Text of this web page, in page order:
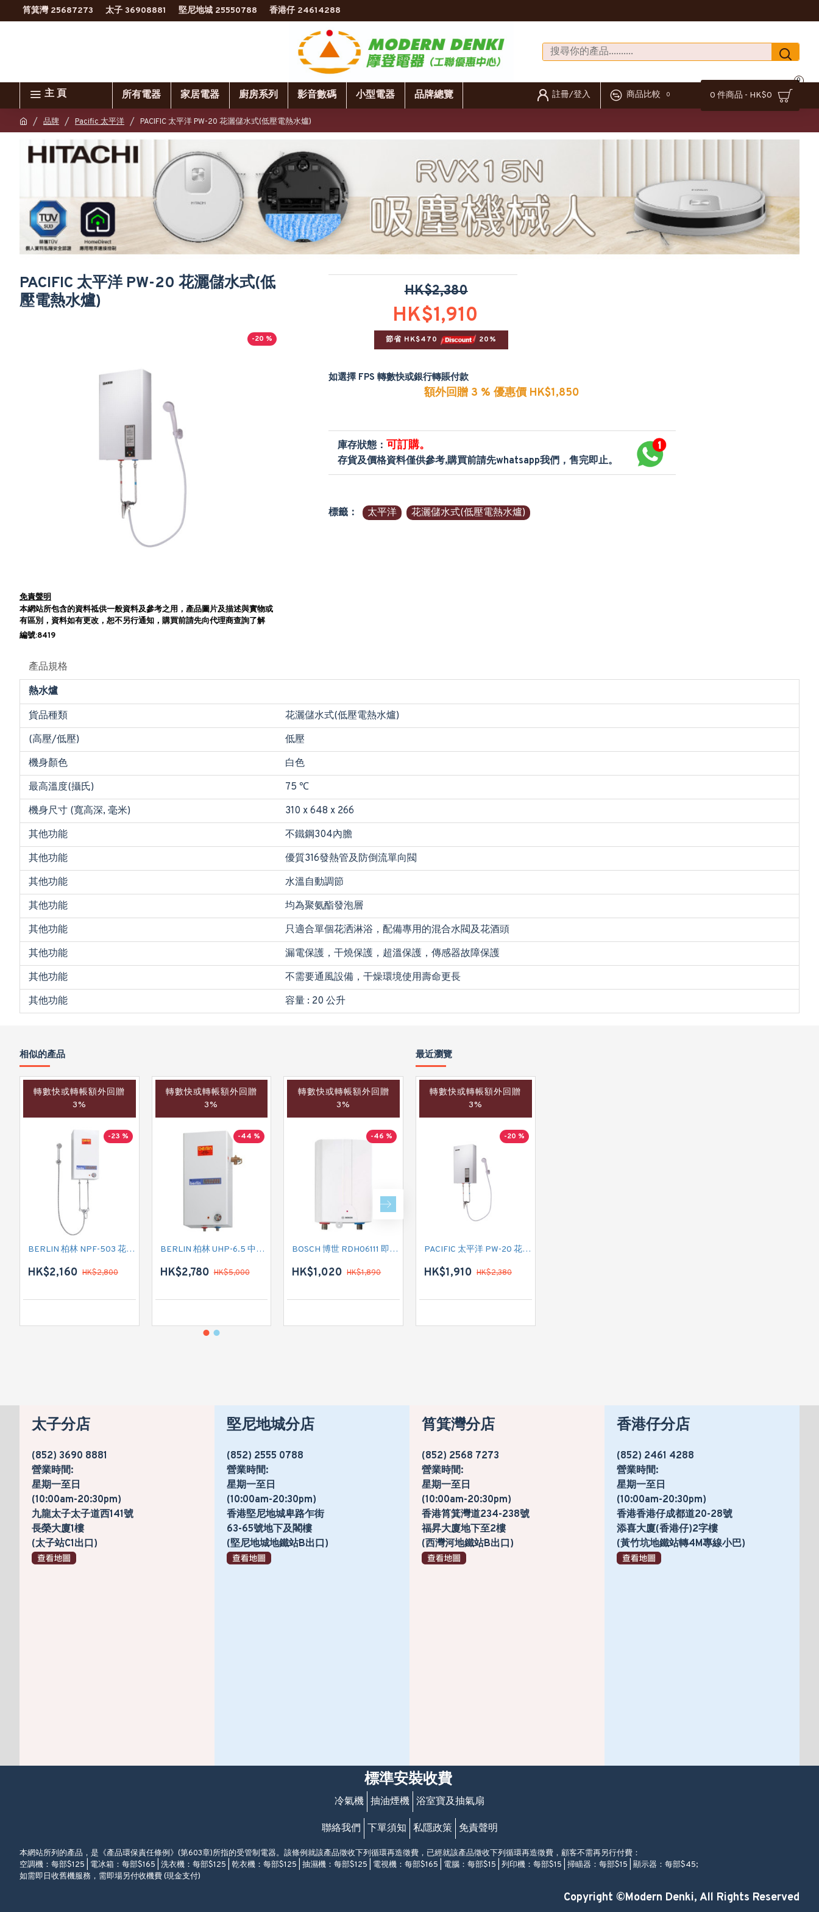
筲箕灣 25687273 太子 36908881 堅尼地城 25550788 香港仔 24614288
主 頁 所有電器 家居電器 廚房系列 影音數碼 小型電器 品牌總覽 註冊/登入 商品比較 0 0 件商品 - HK$0
0
品牌 Pacific 太平洋 PACIFIC 太平洋 PW-20 花灑儲水式(低壓電熱水爐)
PACIFIC 太平洋 PW-20 花灑儲水式(低
壓電熱水爐)
-20 %
免責聲明
本網站所包含的資料祗供一般資料及參考之用，產品圖片及描述與實物或
有區別，資料如有更改，恕不另行通知，購買前請先向代理商查詢了解
編號:8419
HK$1,910
HK$2,380
節省 HK$470 20%
如選擇 FPS 轉數快或銀行轉賬付款
額外回贈 3 % 優惠價 HK$1,850
庫存狀態： 可訂購。
存貨及價格資料僅供參考,購買前請先whatsapp我們，售完即止。
標籤： 太平洋 花灑儲水式(低壓電熱水爐)
產品規格
熱水爐
貨品種類
花灑儲水式(低壓電熱水爐)
(高壓/低壓)
低壓
機身顏色
白色
最高溫度(攝氏)
75 ℃
機身尺寸 (寬高深, 毫米)
310 x 648 x 266
其他功能
不鐵鋼304內膽
其他功能
優質316發熱管及防倒流單向閥
其他功能
水溫自動調節
其他功能
均為聚氨酯發泡層
其他功能
只適合單個花洒淋浴，配備專用的混合水閥及花酒頭
其他功能
漏電保護，干燒保護，超溫保護，傳感器故障保護
其他功能
不需要通風設備，干燥環境使用壽命更長
其他功能
容量 : 20 公升
相似的產品
轉數快或轉帳額外回贈
3%
-23 %
BERLIN 柏林 NPF-503 花灑儲水式(低壓電熱水爐)
HK$2,160 HK$2,800
轉數快或轉帳額外回贈
3%
-44 %
BERLIN 柏林 UHP-6.5 中央儲水式(高壓電熱水爐)
HK$2,780 HK$5,000
轉數快或轉帳額外回贈
3%
-46 %
BOSCH 博世 RDH06111 即熱式電熱水爐
HK$1,020 HK$1,890
轉數快或轉帳額外回贈
3%
-31 %
GERMAN POOL 德國寶 CEX21 即熱式電熱水爐
HK$4,420 HK$6,450
最近瀏覽
轉數快或轉帳額外回贈
3%
-20 %
PACIFIC 太平洋 PW-20 花灑儲水式(低壓電熱水爐)
HK$1,910 HK$2,380
太子分店
(852) 3690 8881
營業時間:
星期一至日
(10:00am-20:30pm)
九龍太子太子道西141號
長榮大廈1樓
(太子站C1出口)
堅尼地城分店
(852) 2555 0788
營業時間:
星期一至日
(10:00am-20:30pm)
香港堅尼地城卑路乍街
63-65號地下及閣樓
(堅尼地城地鐵站B出口)
筲箕灣分店
(852) 2568 7273
營業時間:
星期一至日
(10:00am-20:30pm)
香港筲箕灣道234-238號
福昇大廈地下至2樓
(西灣河地鐵站B出口)
香港仔分店
(852) 2461 4288
營業時間:
星期一至日
(10:00am-20:30pm)
香港香港仔成都道20-28號
添喜大廈(香港仔)2字樓
(黃竹坑地鐵站轉4M專線小巴)
標準安裝收費
冷氣機 抽油煙機 浴室寶及抽氣扇
聯絡我們 下單須知 私隱政策 免責聲明
本網站所列的產品，是《產品環保責任條例》(第603章)所指的受管制電器。該條例就該產品徵收下列循環再造徵費，已經就該產品徵收下列循環再造徵費，顧客不需再另行付費：
空調機：每部$125 | 電冰箱：每部$165 | 洗衣機：每部$125 | 乾衣機：每部$125 | 抽濕機：每部$125 | 電視機：每部$165 | 電腦：每部$15 | 列印機：每部$15 | 掃瞄器：每部$15 | 顯示器：每部$45;
如需即日收舊機服務，需即場另付收機費 (現金支付)
Copyright ©Modern Denki, All Rights Reserved